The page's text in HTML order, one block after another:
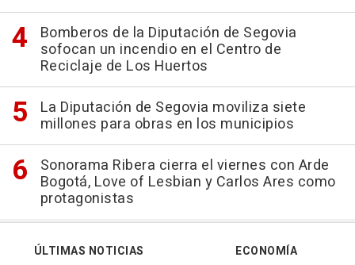
Bomberos de la Diputación de Segovia
sofocan un incendio en el Centro de
Reciclaje de Los Huertos
La Diputación de Segovia moviliza siete
millones para obras en los municipios
Sonorama Ribera cierra el viernes con Arde
Bogotá, Love of Lesbian y Carlos Ares como
protagonistas
ÚLTIMAS NOTICIAS
ECONOMÍA